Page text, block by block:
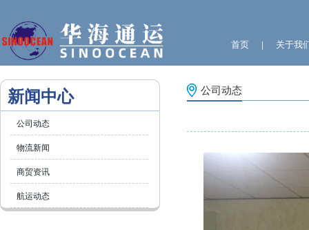
首页 | 关于我
新闻中心
公司动态
物流新闻
商贸资讯
航运动态
公司动态